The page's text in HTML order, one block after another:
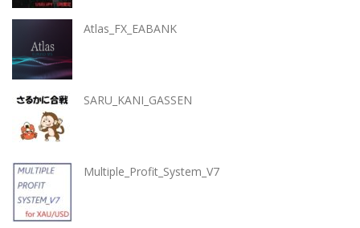
Atlas_FX_EABANK
SARU_KANI_GASSEN
Multiple_Profit_System_V7